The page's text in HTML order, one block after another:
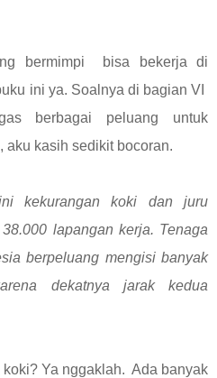
bermimpi bisa bekerja di
ini ya. Soalnya di bagian VI
berbagai peluang untuk
aku kasih sedikit bocoran.
kekurangan koki dan juru
lapangan kerja. Tenaga
berpeluang mengisi banyak
dekatnya jarak kedua
Ya nggaklah. Ada banyak